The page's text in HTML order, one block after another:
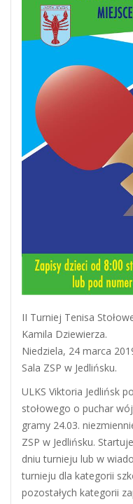
II Turniej Tenisa
Kamila Dziewierza.
Niedziela, 24 marca
Sala ZSP w Jedlińsku.
ULKS Viktoria Jedlińsk
stołowego o puchar
gramy 24.03.
ZSP w Jedlińsku.
dniu turnieju lub w
turnieju dla kategorii
pozostałych kategorii